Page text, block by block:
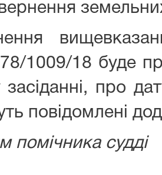
1009/18 буде
про
повідомлені
помічника судді